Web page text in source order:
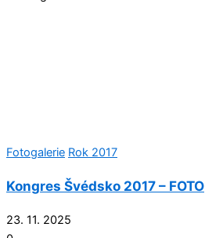
Fotogalerie Rok 2017
Kongres Švédsko 2017 – FOTO
23. 11. 2025